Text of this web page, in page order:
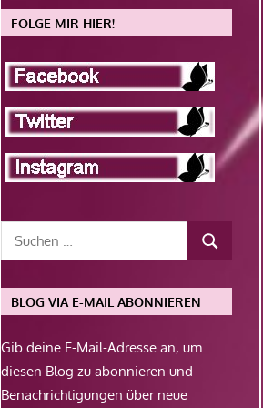
FOLGE MIR HIER!
BLOG VIA E-MAIL ABONNIEREN
Gib deine E-Mail-Adresse an, um
diesen Blog zu abonnieren und
Benachrichtigungen über neue